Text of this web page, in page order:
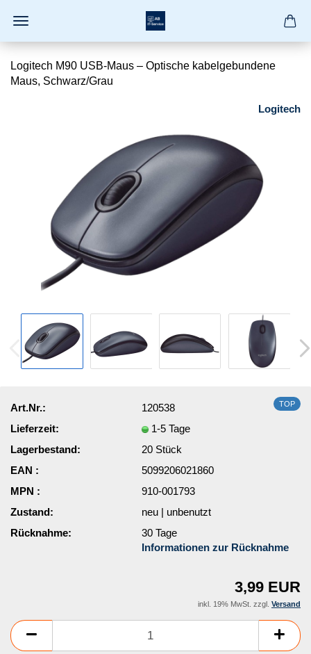
Logitech M90 USB-Maus – Optische kabelgebundene
Maus, Schwarz/Grau
Logitech
TOP
Art.Nr.:
120538
Lieferzeit:
1-5 Tage
Lagerbestand:
20 Stück
EAN :
5099206021860
MPN :
910-001793
Zustand:
neu | unbenutzt
Rücknahme:
30 Tage
Informationen zur Rücknahme
3,99 EUR
inkl. 19% MwSt. zzgl. Versand